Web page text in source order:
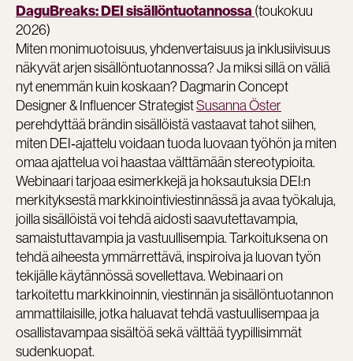
DaguBreaks: DEI sisällöntuotannossa(toukokuu
2026)
Miten monimuotoisuus, yhdenvertaisuus ja inklusiivisuus
näkyvät arjen sisällöntuotannossa? Ja miksi sillä on väliä
nyt enemmän kuin koskaan? Dagmarin Concept
Designer & Influencer StrategistSusanna Öster
perehdyttää brändin sisällöistä vastaavat tahot siihen,
miten DEI‑ajattelu voidaan tuoda luovaan työhön ja miten
omaa ajattelua voi haastaa välttämään stereotypioita.
Webinaari tarjoaa esimerkkejä ja hoksautuksia DEI:n
merkityksestä markkinointiviestinnässä ja avaa työkaluja,
joilla sisällöistä voi tehdä aidosti saavutettavampia,
samaistuttavampia ja vastuullisempia. Tarkoituksena on
tehdä aiheesta ymmärrettävä, inspiroiva ja luovan työn
tekijälle käytännössä sovellettava. Webinaari on
tarkoitettu markkinoinnin, viestinnän ja sisällöntuotannon
ammattilaisille, jotka haluavat tehdä vastuullisempaa ja
osallistavampaa sisältöä sekä välttää tyypillisimmät
sudenkuopat.